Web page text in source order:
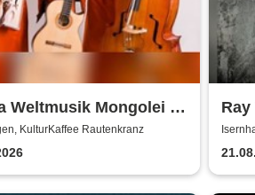
Weltmusik Mongolei /
KulturKaffee Rautenkranz